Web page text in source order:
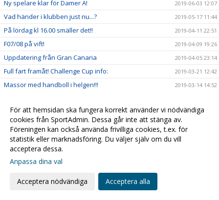
Ny spelare klar för Damer A! 2019-06-03 12:07
Vad händer i klubben just nu...? 2019-05-17 11:44
På lördag kl 16.00 smäller det!! 2019-04-11 22:51
F07/08 på vift! 2019-04-09 19:26
Uppdatering från Gran Canaria 2019-04-05 23:14
Full fart framåt! Challenge Cup info: 2019-03-21 12:42
Massor med handboll i helgen!!! 2019-03-14 14:52
Kristianstad Handboll bygger vidare! 2019-02-20 20:05
Kvartsfinalerna! 2019-02-18 16:16
Damerna är vidare!
2019-02-10 15:09
Sarah - Månadens spelare i SHE!
Alla till hallen fredagkväll!
För att hemsidan ska fungera korrekt använder vi nödvändiga
cookies från SportAdmin. Dessa går inte att stänga av.
Föreningen kan också använda frivilliga cookies, t.ex. för
statistik eller marknadsföring. Du väljer själv om du vill
acceptera dessa.
Anpassa dina val
Acceptera nödvändiga Acceptera alla